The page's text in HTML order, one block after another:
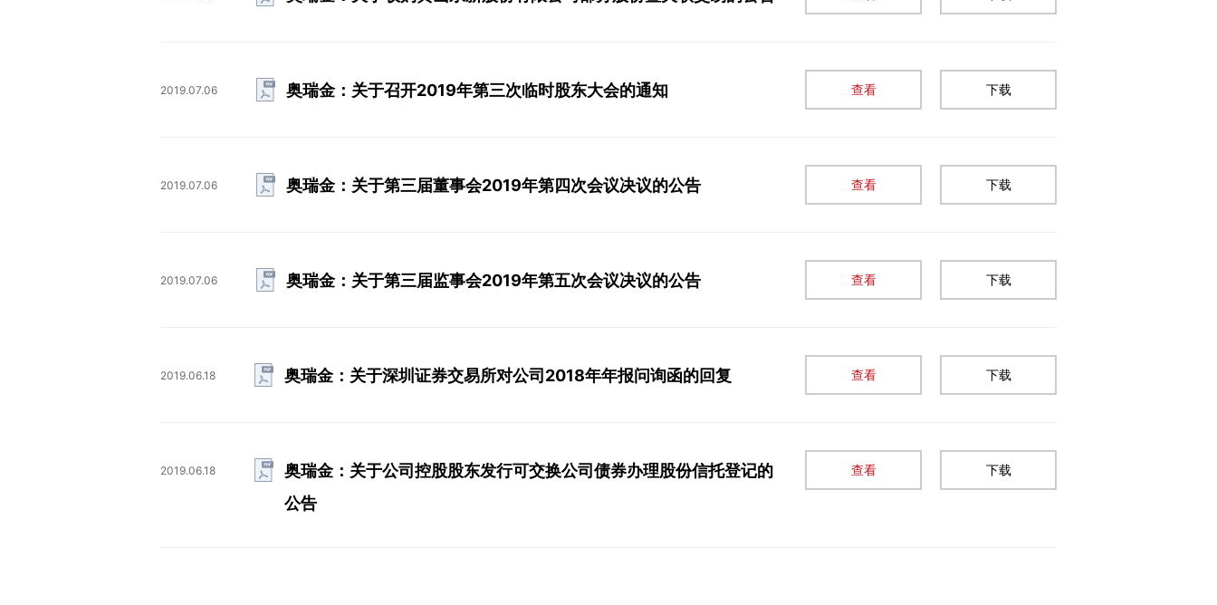
2019.07.06 奥瑞金：关于召开2019年第三次临时股东大会的通知 查看 下载
2019.07.06 奥瑞金：关于第三届董事会2019年第四次会议决议的公告 查看 下载
2019.07.06 奥瑞金：关于第三届监事会2019年第五次会议决议的公告 查看 下载
2019.06.18 奥瑞金：关于深圳证券交易所对公司2018年年报问询函的回复 查看 下载
2019.06.18
奥瑞金：关于公司控股股东发行可交换公司债券办理股份信托登记的
公告
查看 下载